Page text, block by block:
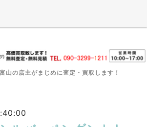
山の店主がまじめに査定・買取します！